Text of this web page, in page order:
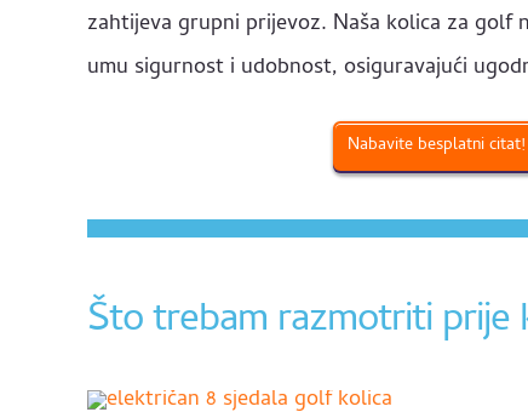
zahtijeva grupni prijevoz. Naša kolica za golf
umu sigurnost i udobnost, osiguravajući
Nabavite besplatni citat!
Što trebam razmotriti